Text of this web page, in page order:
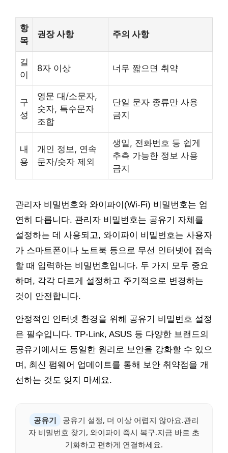
항
목
권장 사항 주의 사항
길
이
8자 이상 너무 짧으면 취약
구
성
영문 대/소문자,
숫자, 특수문자
조합
단일 문자 종류만 사용
금지
내
용
개인 정보, 연속
문자/숫자 제외
생일, 전화번호 등 쉽게
추측 가능한 정보 사용
금지
관리자 비밀번호와 와이파이(Wi-Fi) 비밀번호는 엄
연히 다릅니다. 관리자 비밀번호는 공유기 자체를
설정하는 데 사용되고, 와이파이 비밀번호는 사용자
가 스마트폰이나 노트북 등으로 무선 인터넷에 접속
할 때 입력하는 비밀번호입니다. 두 가지 모두 중요
하며, 각각 다르게 설정하고 주기적으로 변경하는
것이 안전합니다.
안정적인 인터넷 환경을 위해 공유기 비밀번호 설정
은 필수입니다. TP-Link, ASUS 등 다양한 브랜드의
공유기에서도 동일한 원리로 보안을 강화할 수 있으
며, 최신 펌웨어 업데이트를 통해 보안 취약점을 개
선하는 것도 잊지 마세요.
공유기
공유기 설정, 더 이상 어렵지 않아요.관리
자 비밀번호 찾기, 와이파이 즉시 복구.지금 바로 초
기화하고 편하게 연결하세요.